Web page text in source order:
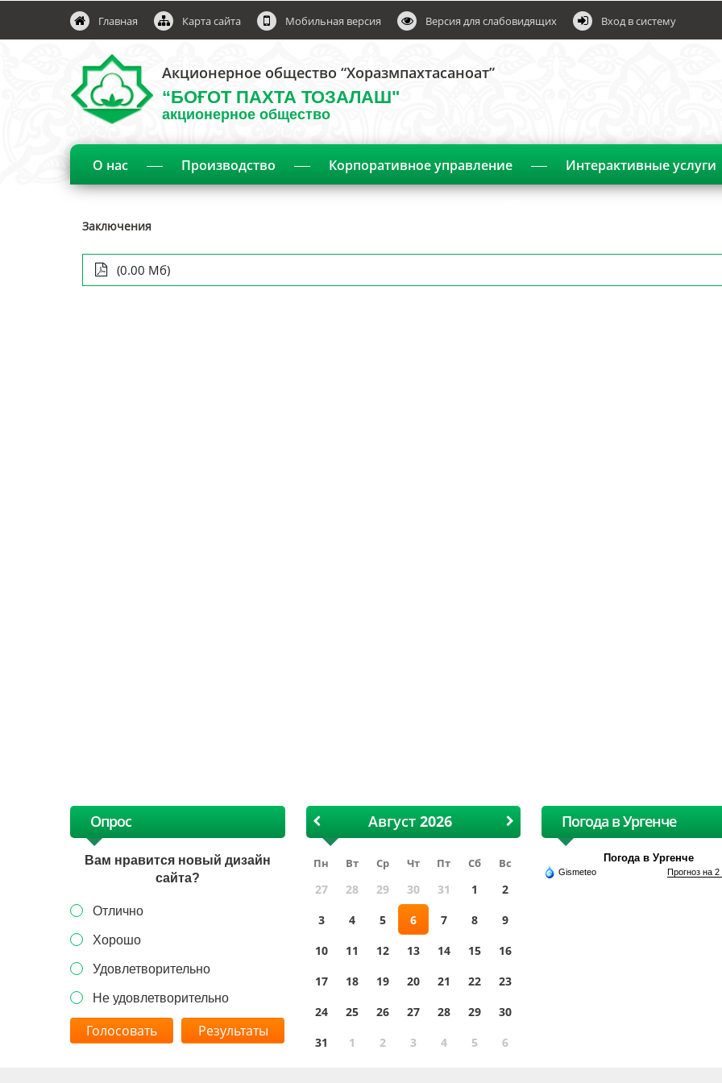
Главная Карта сайта Мобильная версия Версия для слабовидящих Вход в систему
Акционерное общество “Хоразмпахтасаноат”
“БОҒОТ ПАХТА ТОЗАЛАШ"
акционерное общество
О нас Производство Корпоративное управление Интерактивные услуги
Заключения
(0.00 Мб)
Опрос
Вам нравится новый дизайн
сайта?
Отлично
Хорошо
Удовлетворительно
Не удовлетворительно
Результаты
Август
Пн Вт Ср Чт Пт Сб Вс
27 28 29 30 31 1
2
3
4 5 6 7 8
9
10
11 12 13 14 15
16
17
18 19 20 21 22
23
24
25 26 27 28 29
30
31
1 2 3 4 5 6
Погода в Ургенче
Погода в Ургенче
Gismeteo Прогноз на 2